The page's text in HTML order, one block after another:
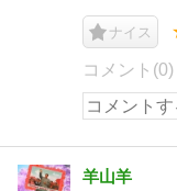
ナイス
コメント(0)
羊山羊